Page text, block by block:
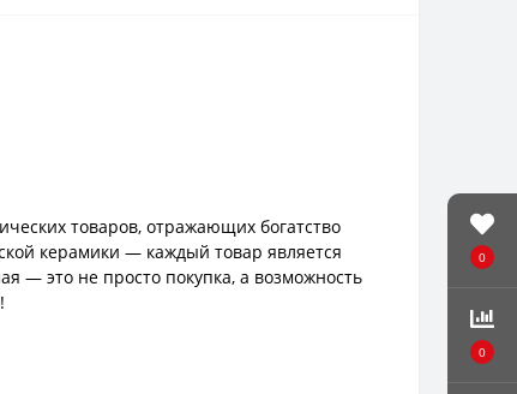
0
0
товаров, отражающих богатство
керамики — каждый товар является
— это не просто покупка, а возможность